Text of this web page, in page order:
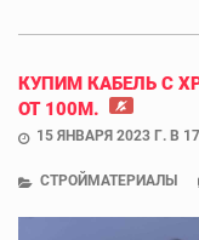
КУПИМ КАБЕЛЬ С
ОТ 100М.
15 ЯНВАРЯ 2023 Г. В
СТРОЙМАТЕРИАЛЫ